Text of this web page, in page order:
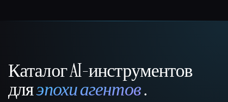
That AI Collection
Каталог AI-инструментов
дляэпохи агентов.